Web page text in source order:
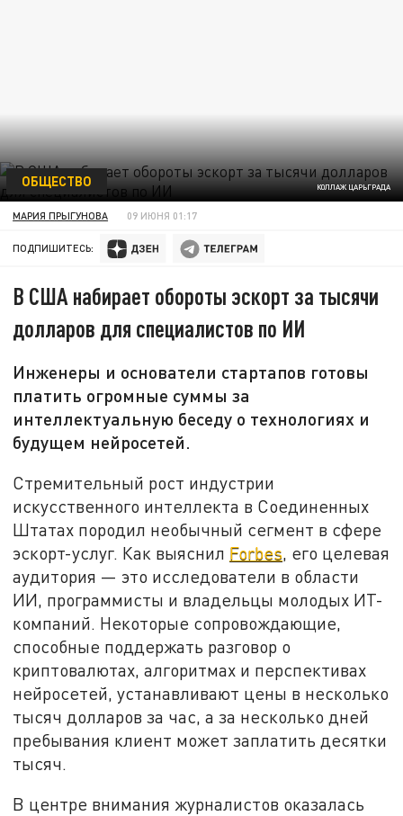
КОЛЛАЖ ЦАРЬГРАДА
ОБЩЕСТВО
МАРИЯ ПРЫГУНОВА 09 ИЮНЯ 01:17
ПОДПИШИТЕСЬ:
В США набирает обороты эскорт за тысячи
долларов для специалистов по ИИ
Инженеры и основатели стартапов готовы
платить огромные суммы за
интеллектуальную беседу о технологиях и
будущем нейросетей.
Стремительный рост индустрии
искусственного интеллекта в Соединенных
Штатах породил необычный сегмент в сфере
эскорт-услуг. Как выяснил Forbes, его целевая
аудитория — это исследователи в области
ИИ, программисты и владельцы молодых ИТ-
компаний. Некоторые сопровождающие,
способные поддержать разговор о
криптовалютах, алгоритмах и перспективах
нейросетей, устанавливают цены в несколько
тысяч долларов за час, а за несколько дней
пребывания клиент может заплатить десятки
тысяч.
В центре внимания журналистов оказалась